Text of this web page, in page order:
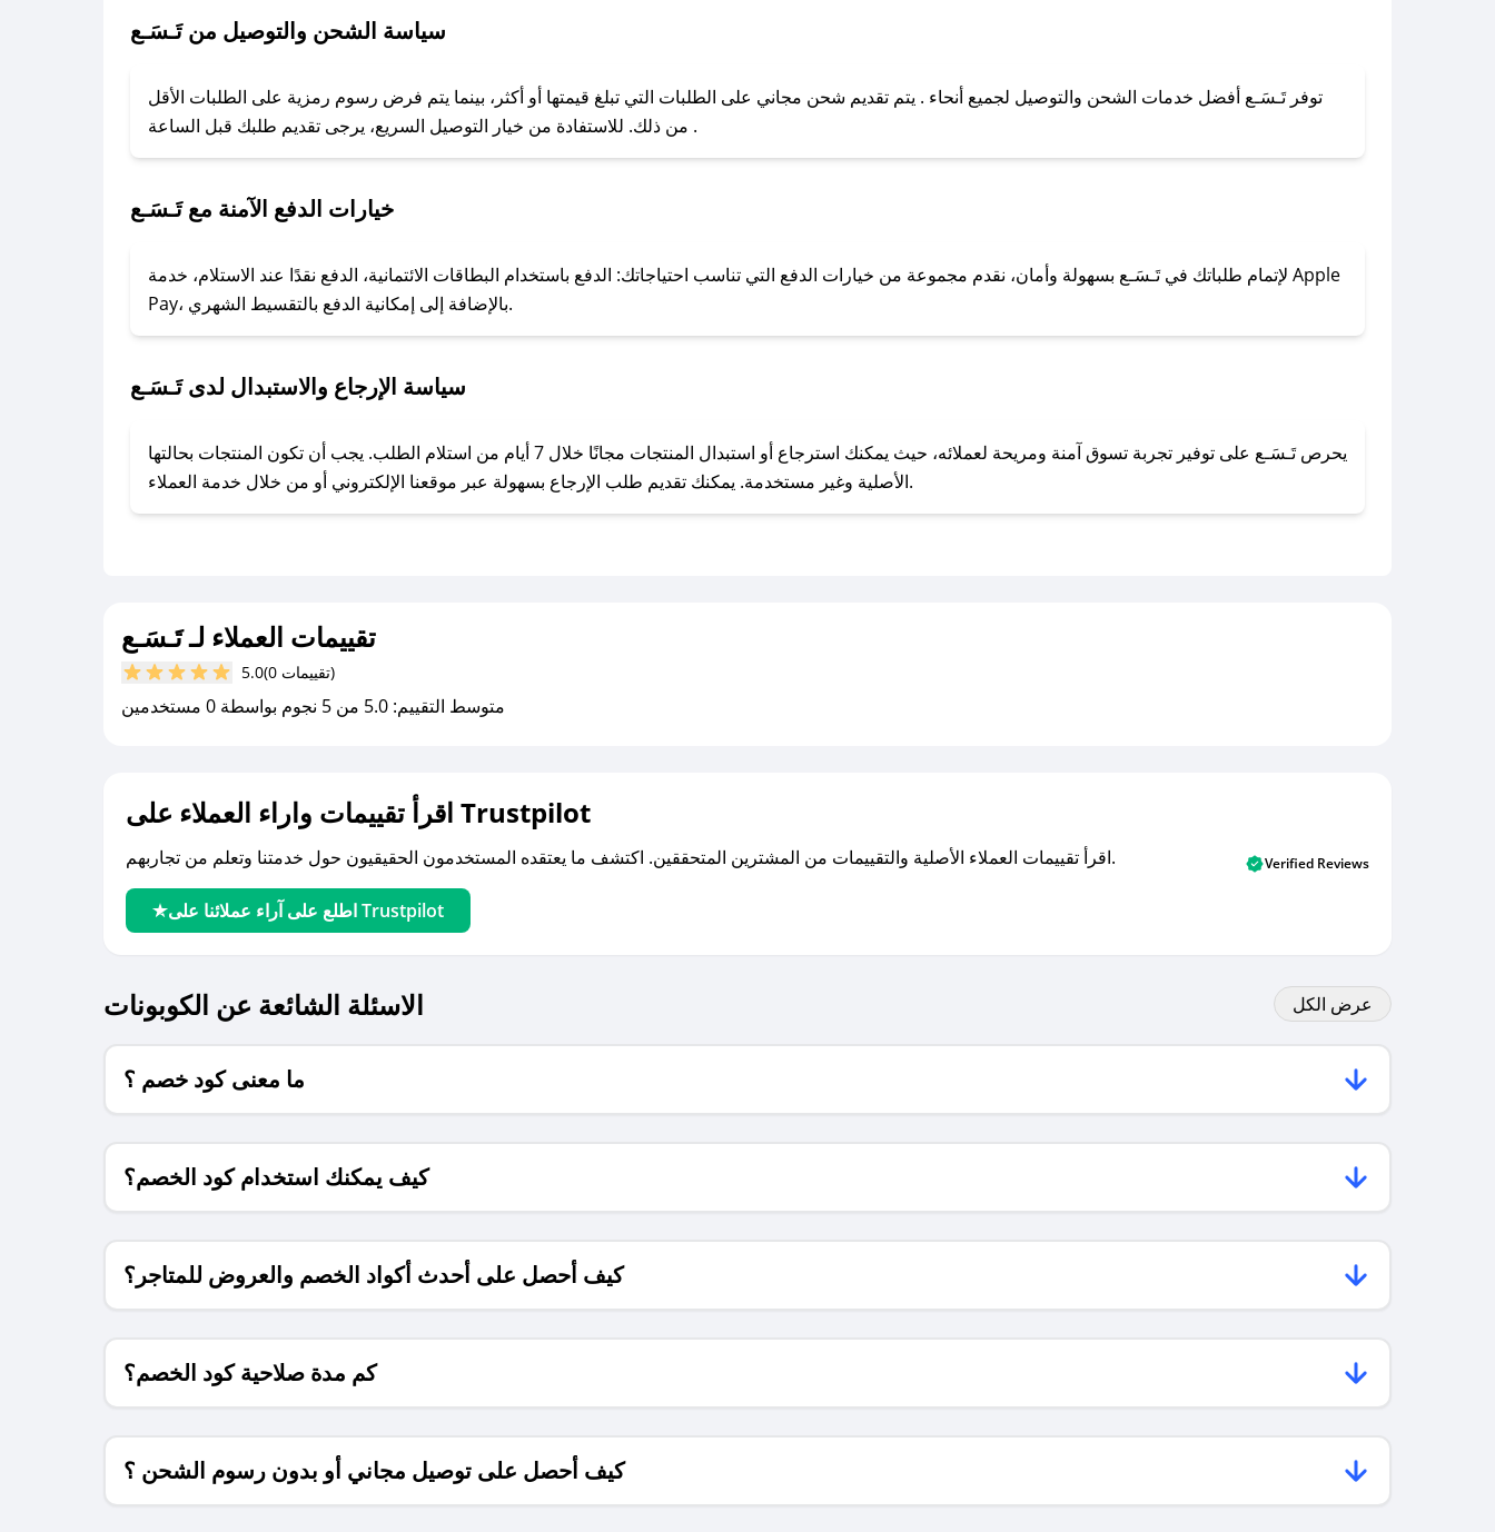
لا تقلق! يمكنك التواصل مع فريق دعم صحصح عبر الرسائل الخاصة على تويتر أو البريد الإلكتروني، وسنقوم بحل المشكلة في أسرع وقت ممكن.
### ماذا أفعل إذا لم أجد كود خصم لمتجري المفضل؟
للحصول على كوبونات وخصومات حصرية، قم بما يلي:
- اضغط على أيقونة متابعة لمتجر تَـسَـع في تطبيق صحصح.
- تابع حسابنا الرسمي على تويتر وقم بتفعيل زر التنبيهات.
سياسة الشحن والتوصيل من تَـسَـع
توفر تَـسَـع أفضل خدمات الشحن والتوصيل لجميع أنحاء . يتم تقديم شحن مجاني على الطلبات التي تبلغ قيمتها أو أكثر، بينما يتم فرض رسوم رمزية على الطلبات الأقل
من ذلك. للاستفادة من خيار التوصيل السريع، يرجى تقديم طلبك قبل الساعة .
خيارات الدفع الآمنة مع تَـسَـع
لإتمام طلباتك في تَـسَـع بسهولة وأمان، نقدم مجموعة من خيارات الدفع التي تناسب احتياجاتك: الدفع باستخدام البطاقات الائتمانية، الدفع نقدًا عند الاستلام، خدمة Apple
Pay، بالإضافة إلى إمكانية الدفع بالتقسيط الشهري.
سياسة الإرجاع والاستبدال لدى تَـسَـع
يحرص تَـسَـع على توفير تجربة تسوق آمنة ومريحة لعملائه، حيث يمكنك استرجاع أو استبدال المنتجات مجانًا خلال 7 أيام من استلام الطلب. يجب أن تكون المنتجات بحالتها
الأصلية وغير مستخدمة. يمكنك تقديم طلب الإرجاع بسهولة عبر موقعنا الإلكتروني أو من خلال خدمة العملاء.
تقييمات العملاء لـ تَـسَـع
5.0 (0 تقييمات)
متوسط التقييم: 5.0 من 5 نجوم بواسطة 0 مستخدمين
اقرأ تقييمات واراء العملاء على Trustpilot
اقرأ تقييمات العملاء الأصلية والتقييمات من المشترين المتحققين. اكتشف ما يعتقده المستخدمون الحقيقيون حول خدمتنا وتعلم من تجاربهم.
اطلع على آراء عملائنا على Trustpilot
Verified Reviews
الاسئلة الشائعة عن الكوبونات عرض الكل
ما معنى كود خصم ؟
كيف يمكنك استخدام كود الخصم؟
كيف أحصل على أحدث أكواد الخصم والعروض للمتاجر؟
كم مدة صلاحية كود الخصم؟
كيف أحصل على توصيل مجاني أو بدون رسوم الشحن ؟